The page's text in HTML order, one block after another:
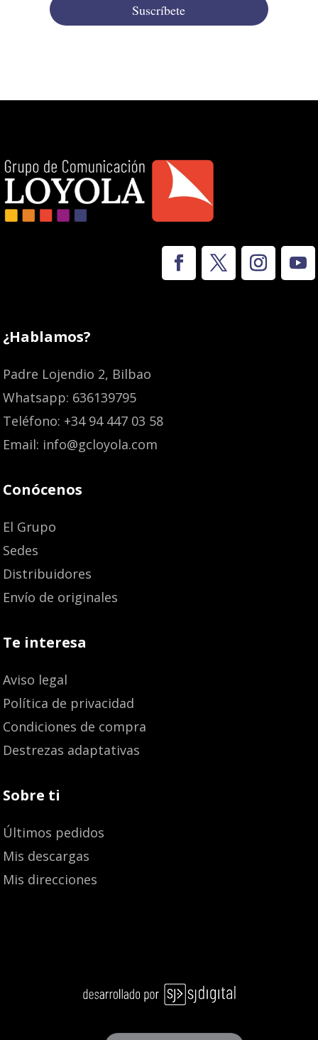
Suscríbete
¿Hablamos?
Padre Lojendio 2, Bilbao
Whatsapp: 636139795
Teléfono: +34 94 447 03 58
Email: info@gcloyola.com
Conócenos
El Grupo
Sedes
Distribuidores
Envío de originales
Te interesa
Aviso legal
Política de privacidad
Condiciones de compra
Destrezas adaptativas
Sobre ti
Últimos pedidos
Mis descargas
Mis direcciones